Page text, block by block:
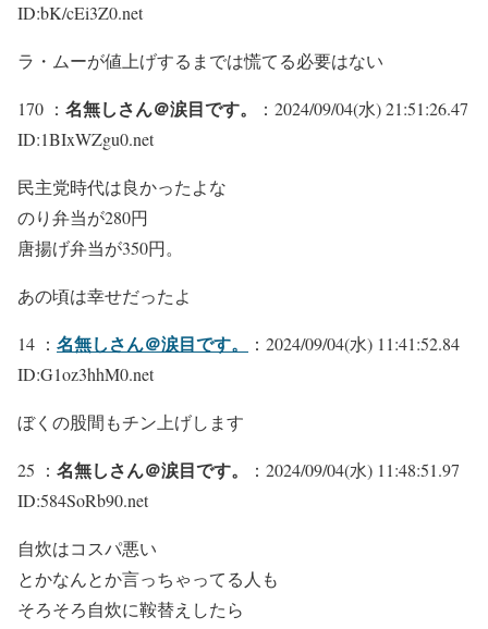
ID:bK/cEi3Z0.net
ラ・ムーが値上げするまでは慌てる必要はない
170 ： 名無しさん＠涙目です。
：2024/09/04(水) 21:51:26.47
ID:1BIxWZgu0.net
民主党時代は良かったよな
のり弁当が280円
唐揚げ弁当が350円。
あの頃は幸せだったよ
14 ： 名無しさん＠涙目です。
：2024/09/04(水) 11:41:52.84
ID:G1oz3hhM0.net
ぼくの股間もチン上げします
25 ： 名無しさん＠涙目です。
：2024/09/04(水) 11:48:51.97
ID:584SoRb90.net
自炊はコスパ悪い
とかなんとか言っちゃってる人も
そろそろ自炊に鞍替えしたら